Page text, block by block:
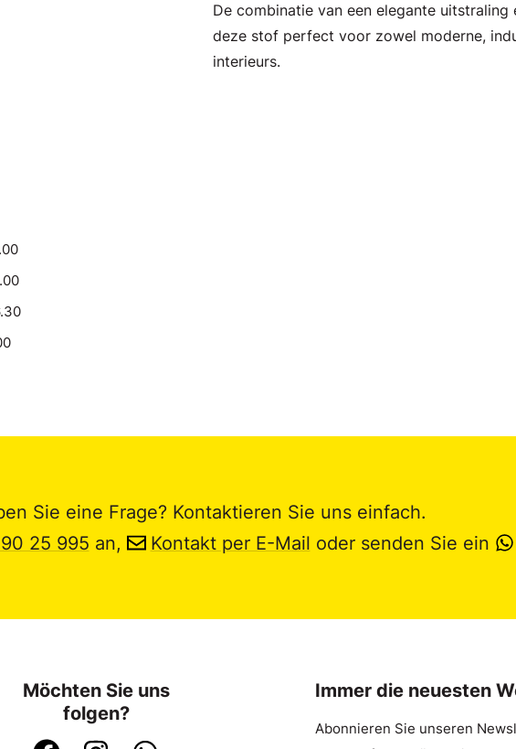
De combinatie van een elegante
deze stof perfect voor zowel moderne,
interieurs.
Sie eine Frage? Kontaktieren Sie uns einfach.
25 995 an, Kontakt per E-Mail oder senden Sie ein
Möchten Sie uns
folgen?
Immer die neuesten
Abonnieren Sie unseren